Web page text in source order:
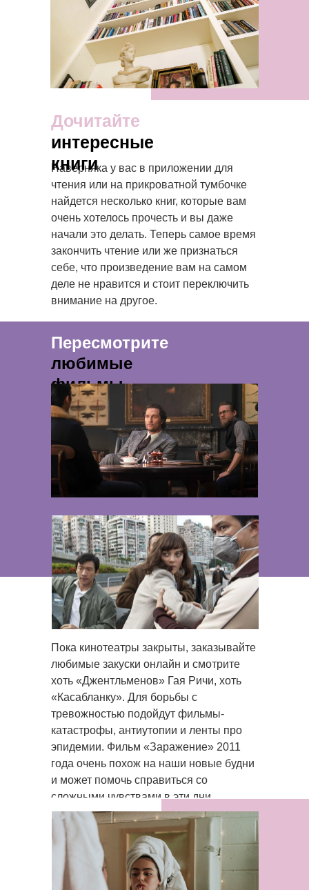
Дочитайте
интересные
книги
Наверняка у вас в приложении для
чтения или на прикроватной тумбочке
найдется несколько книг, которые вам
очень хотелось прочесть и вы даже
начали это делать. Теперь самое время
закончить чтение или же признаться
себе, что произведение вам на самом
деле не нравится и стоит переключить
внимание на другое.
Пересмотрите
любимые
фильмы
Пока кинотеатры закрыты, заказывайте
любимые закуски онлайн и смотрите
хоть «Джентльменов» Гая Ричи, хоть
«Касабланку». Для борьбы с
тревожностью подойдут фильмы-
катастрофы, антиутопии и ленты про
эпидемии. Фильм «Заражение» 2011
года очень похож на наши новые будни
и может помочь справиться со
сложными чувствами в эти дни.